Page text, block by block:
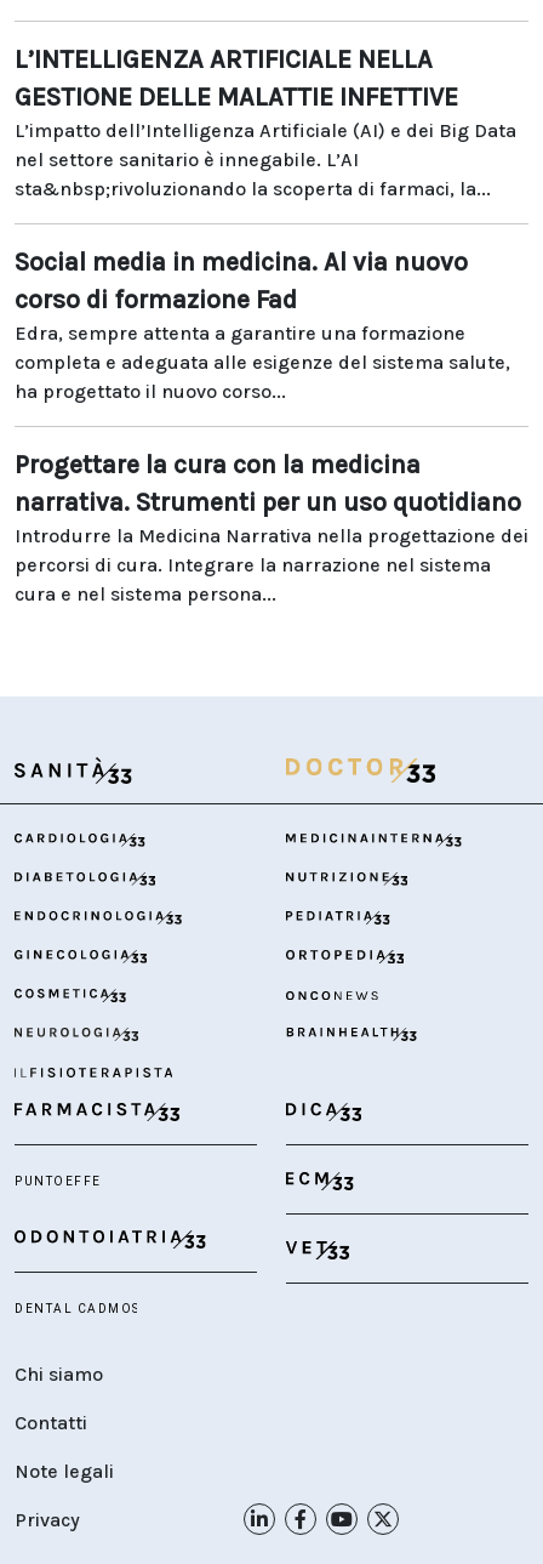
L’INTELLIGENZA ARTIFICIALE NELLA
GESTIONE DELLE MALATTIE INFETTIVE
L’impatto dell’Intelligenza Artificiale (AI) e dei Big Data
nel settore sanitario è innegabile. L’AI
sta&nbsp;rivoluzionando la scoperta di farmaci, la...
Social media in medicina. Al via nuovo
corso di formazione Fad
Edra, sempre attenta a garantire una formazione
completa e adeguata alle esigenze del sistema salute,
ha progettato il nuovo corso...
Progettare la cura con la medicina
narrativa. Strumenti per un uso quotidiano
Introdurre la Medicina Narrativa nella progettazione dei
percorsi di cura. Integrare la narrazione nel sistema
cura e nel sistema persona...
Chi siamo
Contatti
Note legali
Privacy